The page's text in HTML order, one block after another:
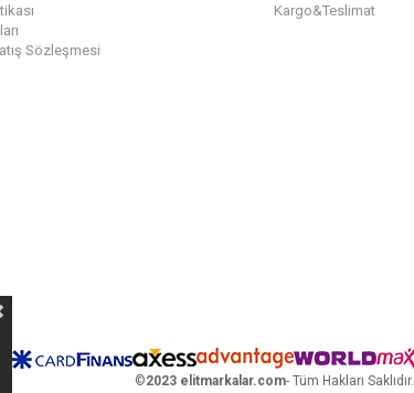
Sözleşmesi
Kargo&Teslimat
©2023 elitmarkalar.com- Tüm Hakları Saklıdır.